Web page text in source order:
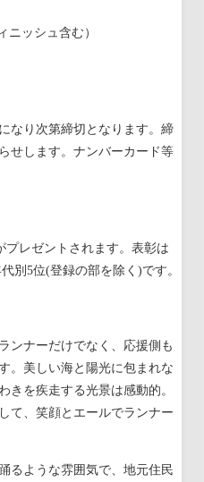
ニッシュ含む）
なり次第締切となります。締
せします。ナンバーカード等
レゼントされます。表彰は
別5位(登録の部を除く)です。
ンナーだけでなく、応援側も
。美しい海と陽光に包まれな
きを疾走する光景は感動的。
て、笑顔とエールでランナー
るような雰囲気で、地元住民